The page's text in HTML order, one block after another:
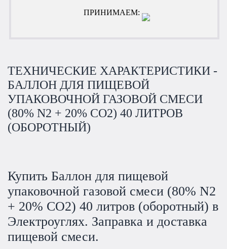
ПРИНИМАЕМ:
ТЕХНИЧЕСКИЕ ХАРАКТЕРИСТИКИ -
БАЛЛОН ДЛЯ ПИЩЕВОЙ
УПАКОВОЧНОЙ ГАЗОВОЙ СМЕСИ
(80% N2 + 20% CO2) 40 ЛИТРОВ
(ОБОРОТНЫЙ)
Купить Баллон для пищевой
упаковочной газовой смеси (80% N2
+ 20% CO2) 40 литров (оборотный) в
Электроуглях. Заправка и доставка
пищевой смеси.